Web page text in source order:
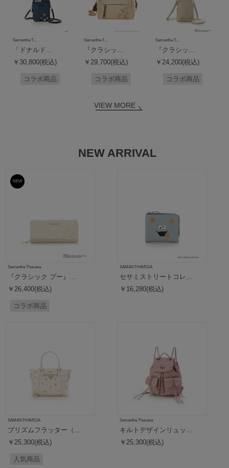
Samantha T...
「ドナルド...
￥30,800(税込)
コラボ商品
Samantha T...
『クラシッ...
￥29,700(税込)
コラボ商品
Samantha T...
『クラシッ...
￥24,200(税込)
コラボ商品
VIEW MORE
NEW ARRIVAL
予約
NEW
Samantha Thavasa
『クラシック プー』...
￥26,400(税込)
コラボ商品
SAMANTHAVEGA
セサミストリートコレ...
￥16,280(税込)
SAMANTHAVEGA
プリズムフラッター（...
￥25,300(税込)
人気商品
Samantha Thavasa
キルトデザインリュッ...
￥25,300(税込)